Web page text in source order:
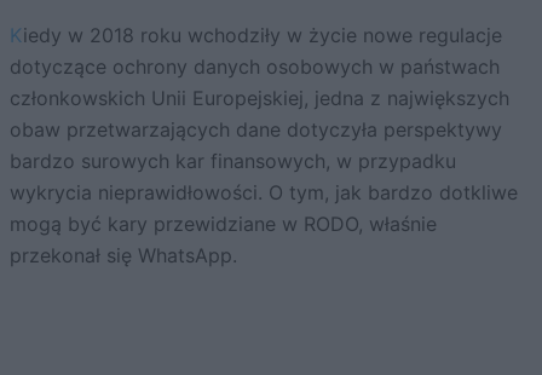
Kiedy w 2018 roku wchodziły w życie nowe regulacje
dotyczące ochrony danych osobowych w państwach
członkowskich Unii Europejskiej, jedna z największych
obaw przetwarzających dane dotyczyła perspektywy
bardzo surowych kar finansowych, w przypadku
wykrycia nieprawidłowości. O tym, jak bardzo dotkliwe
mogą być kary przewidziane w RODO, właśnie
przekonał się WhatsApp.